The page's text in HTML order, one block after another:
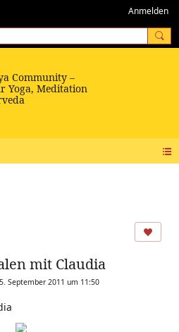
Anmelden
mit Claudia
September 2011 um 11:50